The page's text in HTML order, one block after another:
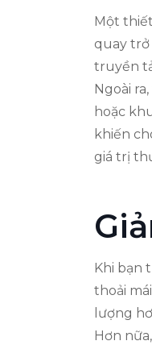
Một
quay trở
truyền
Ngoài
hoặc
khiến
giá trị
Khi bạn
thoải
lượng
Hơn